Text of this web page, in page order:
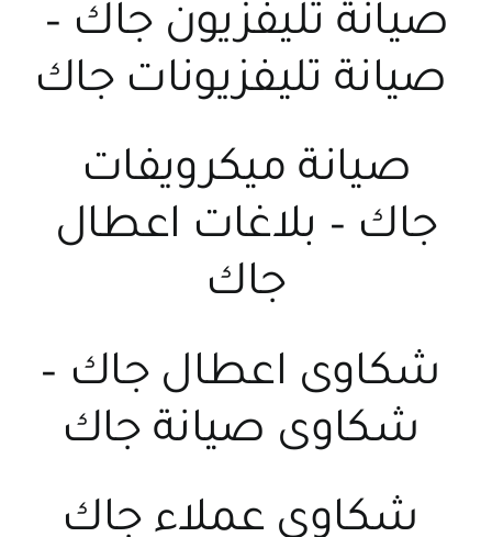
صيانة تليفزيون جاك –
صيانة تليفزيونات جاك
صيانة ميكرويفات
جاك – بلاغات اعطال
جاك
شكاوى اعطال جاك –
شكاوى صيانة جاك
شكاوى عملاء جاك